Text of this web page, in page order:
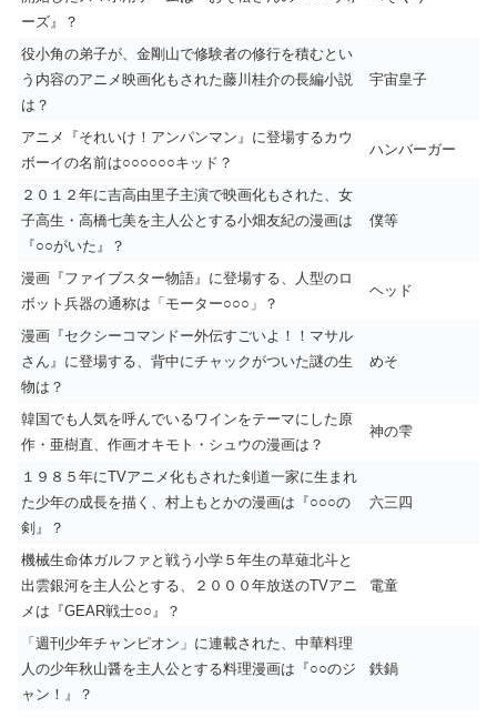
ーズ』？
役小角の弟子が、金剛山で修験者の修行を積むとい
う内容のアニメ映画化もされた藤川桂介の長編小説
は？
宇宙皇子
アニメ『それいけ！アンパンマン』に登場するカウ
ボーイの名前は○○○○○○キッド？
ハンバーガー
２０１２年に吉高由里子主演で映画化もされた、女
子高生・高橋七美を主人公とする小畑友紀の漫画は
『○○がいた』？
僕等
漫画『ファイブスター物語』に登場する、人型のロ
ボット兵器の通称は「モーター○○○」？
ヘッド
漫画『セクシーコマンドー外伝すごいよ！！マサル
さん』に登場する、背中にチャックがついた謎の生
物は？
めそ
韓国でも人気を呼んでいるワインをテーマにした原
作・亜樹直、作画オキモト・シュウの漫画は？
神の雫
１９８５年にTVアニメ化もされた剣道一家に生まれ
た少年の成長を描く、村上もとかの漫画は『○○○の
剣』？
六三四
機械生命体ガルファと戦う小学５年生の草薙北斗と
出雲銀河を主人公とする、２０００年放送のTVアニ
メは『GEAR戦士○○』？
電童
「週刊少年チャンピオン」に連載された、中華料理
人の少年秋山醤を主人公とする料理漫画は『○○のジ
ャン！』？
鉄鍋